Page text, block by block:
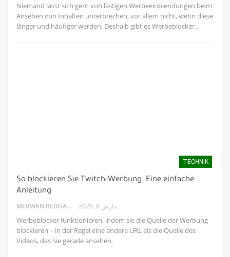
Niemand lässt sich gern von lästigen Werbeeinblendungen beim
Ansehen von Inhalten unterbrechen, vor allem nicht, wenn diese
länger und häufiger werden. Deshalb gibt es Werbeblocker…
TECHNIK
So blockieren Sie Twitch-Werbung: Eine einfache
Anleitung
MERWAN REDHA
مارس 8, 2026
Werbeblocker funktionieren, indem sie die Quelle der Werbung
blockieren – in der Regel eine andere URL als die Quelle des
Videos, das Sie gerade ansehen.